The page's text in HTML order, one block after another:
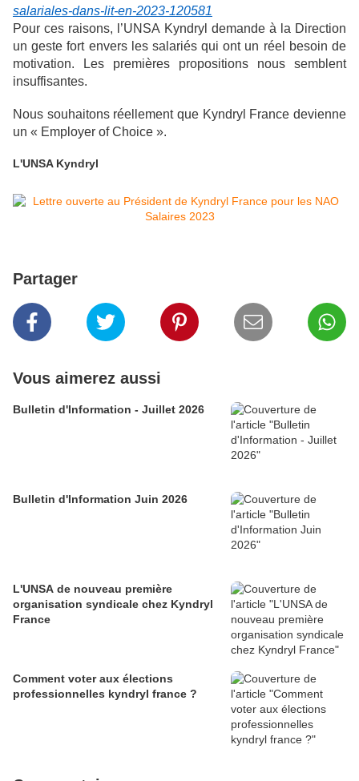
salariales-dans-lit-en-2023-120581
Pour ces raisons, l’UNSA Kyndryl demande à la Direction
un geste fort envers les salariés qui ont un réel besoin de
motivation. Les premières propositions nous semblent
insuffisantes.
Nous souhaitons réellement que Kyndryl France devienne
un « Employer of Choice ».
L'UNSA Kyndryl
Partager
Vous aimerez aussi
Bulletin d'Information - Juillet 2026
Bulletin d'Information Juin 2026
L'UNSA de nouveau première
organisation syndicale chez Kyndryl
France
Comment voter aux élections
professionnelles kyndryl france ?